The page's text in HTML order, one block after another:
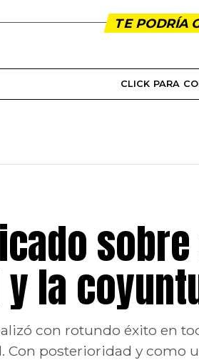
TE PODRÍA
CLICK PARA
y la
con rotundo éxito en
Con posterioridad y como